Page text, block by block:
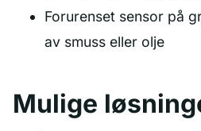
Forurenset sensor på
av smuss eller olje
Mulige